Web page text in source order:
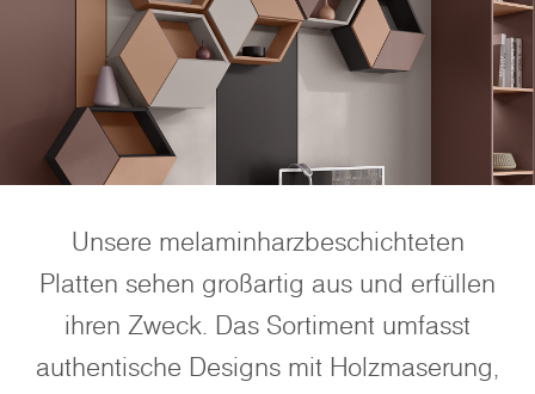
Unsere melaminharzbeschichteten
Platten sehen großartig aus und erfüllen
ihren Zweck. Das Sortiment umfasst
authentische Designs mit Holzmaserung,